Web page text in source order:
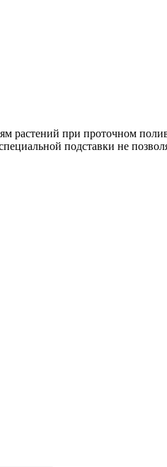
растений при проточном
подставки не